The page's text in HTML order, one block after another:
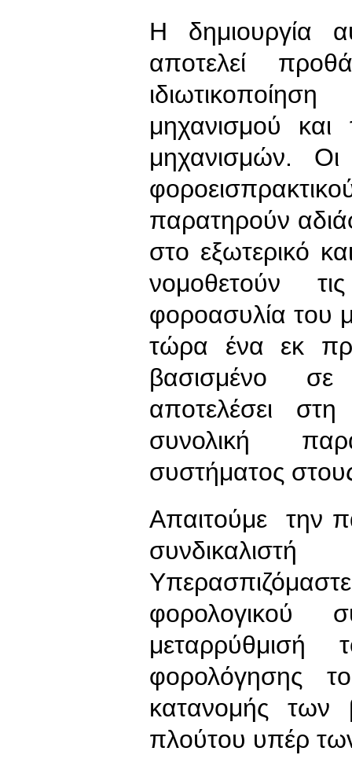
Η δημιουργία
αποτελεί
μηχανισμού
μηχανισμών.
παρατηρούν
στο εξωτερικό
νομοθετούν
φοροασυλία του
τώρα ένα εκ
βασισμένο
αποτελέσει
συνολική
συστήματος
Απαιτούμε την
φορολογικού
φορολόγησης
κατανομής των
πλούτου υπέρ